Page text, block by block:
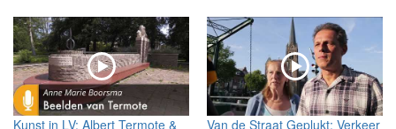
Kunst in LV: Albert Termote &
Van de Straat Geplukt: Verkeer